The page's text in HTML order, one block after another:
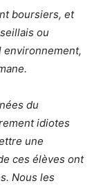
boursiers, et
ou
environnement,
du
idiotes
une
ces élèves ont
Nous les